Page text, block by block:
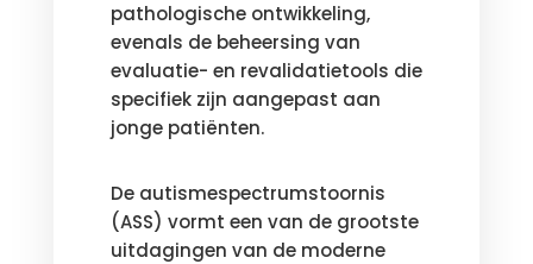
pathologische ontwikkeling,
evenals de beheersing van
evaluatie- en revalidatietools die
specifiek zijn aangepast aan
jonge patiënten.
De autismespectrumstoornis
(ASS) vormt een van de grootste
uitdagingen van de moderne